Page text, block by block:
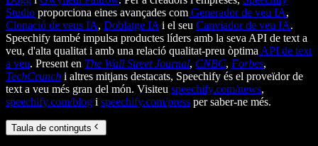
Studio proporciona eines avançades com Generador de veu IA,
Clonació de veus IA, Doblatge IA i el seu Canviador de veu IA.
Speechify també impulsa productes líders amb la seva API de text a
veu, d'alta qualitat i amb una relació qualitat-preu òptima API de text
a veu. Present en The Wall Street Journal, CNBC, Forbes,
TechCrunch i altres mitjans destacats, Speechify és el proveïdor de
text a veu més gran del món. Visiteu speechify.com/news,
speechify.com/blog i speechify.com/press per saber-ne més.
Taula de continguts